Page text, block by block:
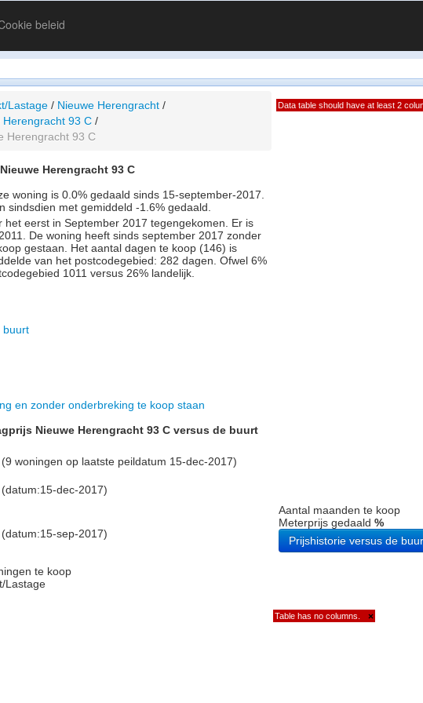
beleid
Lastage / Nieuwe Herengracht /
Herengracht 93 C /
Herengracht 93 C
Herengracht 93 C
woning is 0.0% gedaald sinds 15-september-2017.
sindsdien met gemiddeld -1.6% gedaald.
het eerst in September 2017 tegengekomen. Er is
De woning heeft sinds september 2017 zonder
gestaan. Het aantal dagen te koop (146) is
van het postcodegebied: 282 dagen. Ofwel 6%
1011 versus 26% landelijk.
buurt
en zonder onderbreking te koop staan
Nieuwe Herengracht 93 C versus de buurt
woningen op laatste peildatum 15-dec-2017)
dec-2017)
sep-2017)
te koop
Lastage
Data table should have at least 2
Aantal maanden te koop
Meterprijs gedaald %
Prijshistorie versus de
Table has no columns. ×